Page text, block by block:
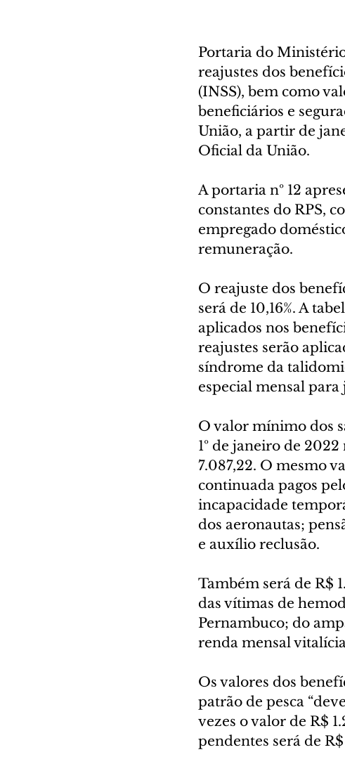
Portaria do
reajustes dos
(INSS), bem como
beneficiários e
União, a partir de
Oficial da União.
A portaria nº 12
constantes do RPS,
empregado
remuneração.
O reajuste dos
será de 10,16%. A
aplicados nos
reajustes serão
síndrome da
especial mensal
O valor mínimo dos
1º de janeiro de
7.087,22. O mesmo
continuada pagos
incapacidade
dos aeronautas;
e auxílio reclusão.
Também será de R$
das vítimas de
Pernambuco; do
renda mensal
Os valores dos
patrão de pesca
vezes o valor de R$
pendentes será de R$